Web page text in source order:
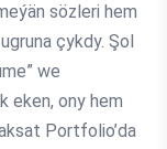
sözleri hem
çykdy. Şol
we
eken, ony hem
Portfolio’da